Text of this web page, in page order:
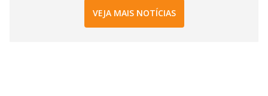
VEJA MAIS NOTÍCIAS